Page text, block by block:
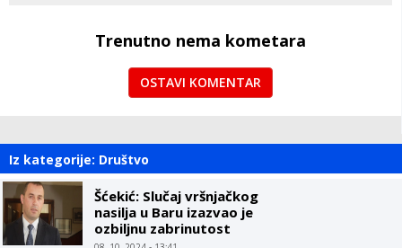
Trenutno nema kometara
OSTAVI KOMENTAR
Iz kategorije: Društvo
Šćekić: Slučaj vršnjačkog
nasilja u Baru izazvao je
ozbiljnu zabrinutost